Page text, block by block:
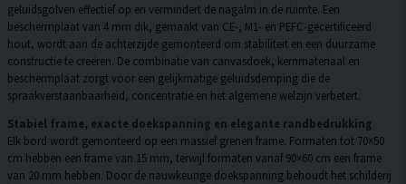
geluidsgolven effectief op en vermindert de nagalm in de ruimte. Een
beschermplaat van 4 mm dik, gemaakt van CE-, M1- en PEFC-gecertificeerd
hout, wordt aan de achterzijde gemonteerd om stabiliteit en een duurzame
constructie te creëren. De combinatie van canvasdoek, kernmateriaal en
beschermplaat zorgt voor een gelijkmatige geluidsdemping die de
spraakverstaanbaarheid, concentratie en het algemene welzijn verbetert.
Stabiel frame, exacte doekspanning en elegante randbedrukking
Elk bord wordt gemonteerd op een massief grenen frame. Formaten tot 70×50
cm hebben een frame van 15 mm, terwijl formaten vanaf 90×60 cm een frame
van 20 mm hebben. Door de nauwkeurige doekspanning behoudt het schilderij